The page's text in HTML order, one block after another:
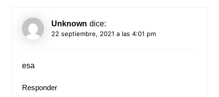
Unknown dice:
22 septiembre, 2021 a las 4:01 pm
esa
Responder